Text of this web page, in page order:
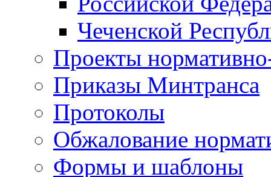
Чеченской
Проекты
Приказы Минтранса
Протоколы
Обжалование
Формы и шаблоны